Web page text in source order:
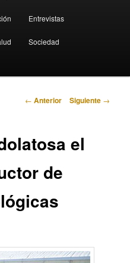
Entrevistas
Sociedad
Navegación
← Anterior Siguiente →
el
de